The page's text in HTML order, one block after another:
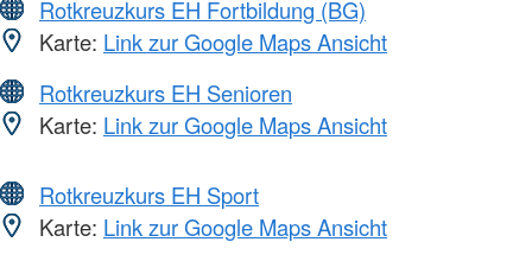
Rotkreuzkurs EH Fortbildung (BG)
Karte: Link zur Google Maps Ansicht
Rotkreuzkurs EH Senioren
Karte: Link zur Google Maps Ansicht
Rotkreuzkurs EH Sport
Karte: Link zur Google Maps Ansicht